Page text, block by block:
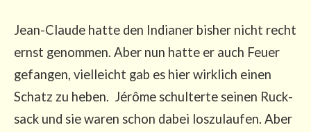
Jean-Clau­de hat­te den India­ner bis­her nicht recht
ernst genom­men. Aber nun hat­te er auch Feu­er
gefan­gen, viel­leicht gab es hier wirk­lich einen
Schatz zu heben. Jérô­me schul­ter­te sei­nen Ruck­
sack und sie waren schon dabei los­zu­lau­fen. Aber